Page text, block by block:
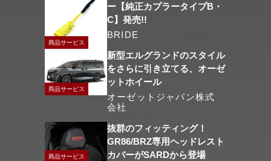
商品サービス
ー【純正カプラータイプB・
C】発売!!
BRIDE
商品サービス
新型エルグランドのスタイル
をさらに引き立てる、オーゼ
ットホイール
オーゼットジャパン株式
会社
商品サービス
抜群のフィッティング！
GR86/BRZ専用ヘッドレスト
カバーがSARDから登場